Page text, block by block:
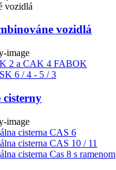
vozidlá
vozidlá
2 a CAK 4 FABOK
6 / 4 - 5 / 3
cisterny
cisterna CAS 6
cisterna CAS 10 / 11
cisterna Cas 8 s ramenom